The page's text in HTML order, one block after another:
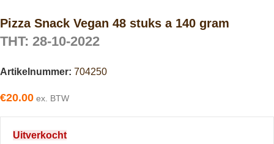
Pizza Snack Vegan 48 stuks a 140 gram
THT: 28-10-2022
Artikelnummer: 704250
€20.00 ex. BTW
Uitverkocht